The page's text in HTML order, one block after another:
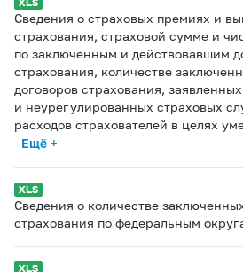
Сведения о страховых премиях и
страхования, страховой сумме и
по заключенным и действовавшим
страхования, количестве
договоров страхования,
и неурегулированных страховых
расходов страхователей в целях
Ещё +
Сведения о количестве
страхования по федеральным